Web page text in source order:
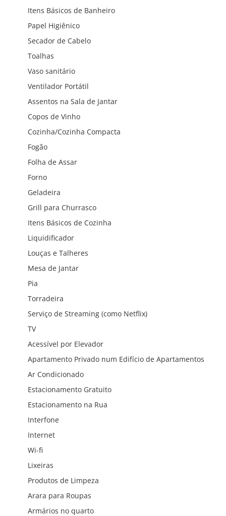
Itens Básicos de Banheiro
Papel Higiênico
Secador de Cabelo
Toalhas
Vaso sanitário
Ventilador Portátil
Assentos na Sala de Jantar
Copos de Vinho
Cozinha/Cozinha Compacta
Fogão
Folha de Assar
Forno
Geladeira
Grill para Churrasco
Itens Básicos de Cozinha
Liquidificador
Louças e Talheres
Mesa de Jantar
Pia
Torradeira
Serviço de Streaming (como Netflix)
TV
Acessível por Elevador
Apartamento Privado num Edifício de Apartamentos
Ar Condicionado
Estacionamento Gratuito
Estacionamento na Rua
Interfone
Internet
Wi-fi
Lixeiras
Produtos de Limpeza
Arara para Roupas
Armários no quarto